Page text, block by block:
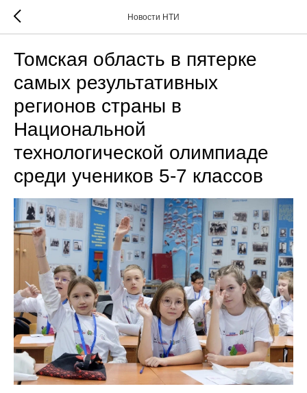
Новости НТИ
Томская область в пятерке
самых результативных
регионов страны в
Национальной
технологической олимпиаде
среди учеников 5-7 классов